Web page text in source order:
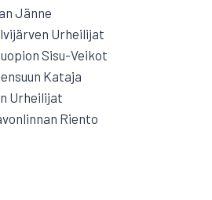
Jänne
Urheilijat
Sisu-Veikot
Kataja
Urheilijat
Riento